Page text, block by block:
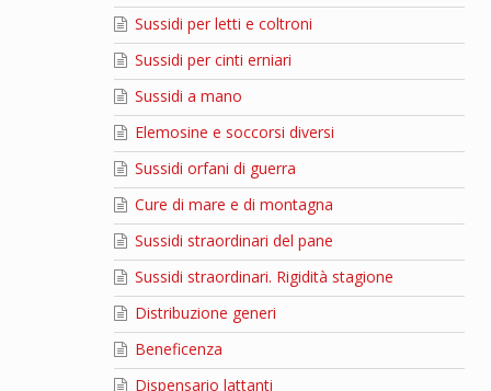
Sussidi per letti e coltroni
Sussidi per cinti erniari
Sussidi a mano
Elemosine e soccorsi diversi
Sussidi orfani di guerra
Cure di mare e di montagna
Sussidi straordinari del pane
Sussidi straordinari. Rigidità stagione
Distribuzione generi
Beneficenza
Dispensario lattanti